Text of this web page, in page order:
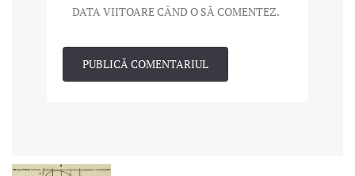
DATA VIITOARE CÂND O SĂ COMENTEZ.